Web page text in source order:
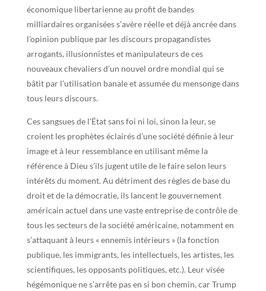
économique libertarienne au profit de bandes
milliardaires organisées s’avère réelle et déjà ancrée dans
l’opinion publique par les discours propagandistes
arrogants, illusionnistes et manipulateurs de ces
nouveaux chevaliers d’un nouvel ordre mondial qui se
bâtit par l’utilisation banale et assumée du mensonge dans
tous leurs discours.
Ces sangsues de l’État sans foi ni loi, sinon la leur, se
croient les prophètes éclairés d’une société définie à leur
image et à leur ressemblance en utilisant même la
référence à Dieu s’ils jugent utile de le faire selon leurs
intérêts du moment. Au détriment des règles de base du
droit et de la démocratie, ils lancent le gouvernement
américain actuel dans une vaste entreprise de contrôle de
tous les secteurs de la société américaine, notamment en
s’attaquant à leurs « ennemis intérieurs » (la fonction
publique, les immigrants, les intellectuels, les artistes, les
scientifiques, les opposants politiques, etc.). Leur visée
hégémonique ne s’arrête pas en si bon chemin, car Trump